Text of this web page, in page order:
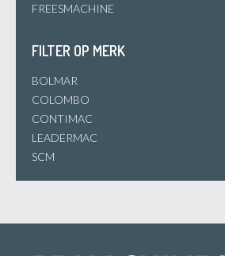
FREESMACHINE
FILTER OP MERK
BOLMAR
COLOMBO
CONTIMAC
LEADERMAC
SCM